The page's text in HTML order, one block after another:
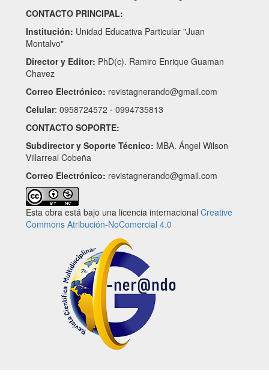
CONTACTO PRINCIPAL:
Institución: Unidad Educativa Particular "Juan
Montalvo"
Director y Editor: PhD(c). Ramiro Enrique Guaman
Chavez
Correo Electrónico: revistagnerando@gmail.com
Celular: 0958724572 - 0994735813
CONTACTO SOPORTE:
Subdirector y Soporte Técnico: MBA. Ángel Wilson
Villarreal Cobeña
Correo Electrónico: revistagnerando@gmail.com
Esta obra está bajo una licencia internacional Creative
Commons Atribución-NoComercial 4.0